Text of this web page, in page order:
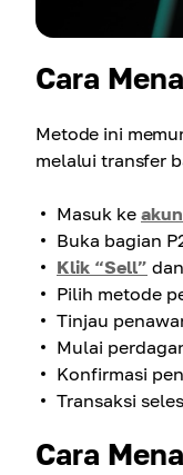
Cara
Metode ini
melalui transfer
Masuk ke
Buka bagian
Klik “Sell”
Pilih metode
Tinjau
Mulai
Konfirmasi
Transaksi
Cara